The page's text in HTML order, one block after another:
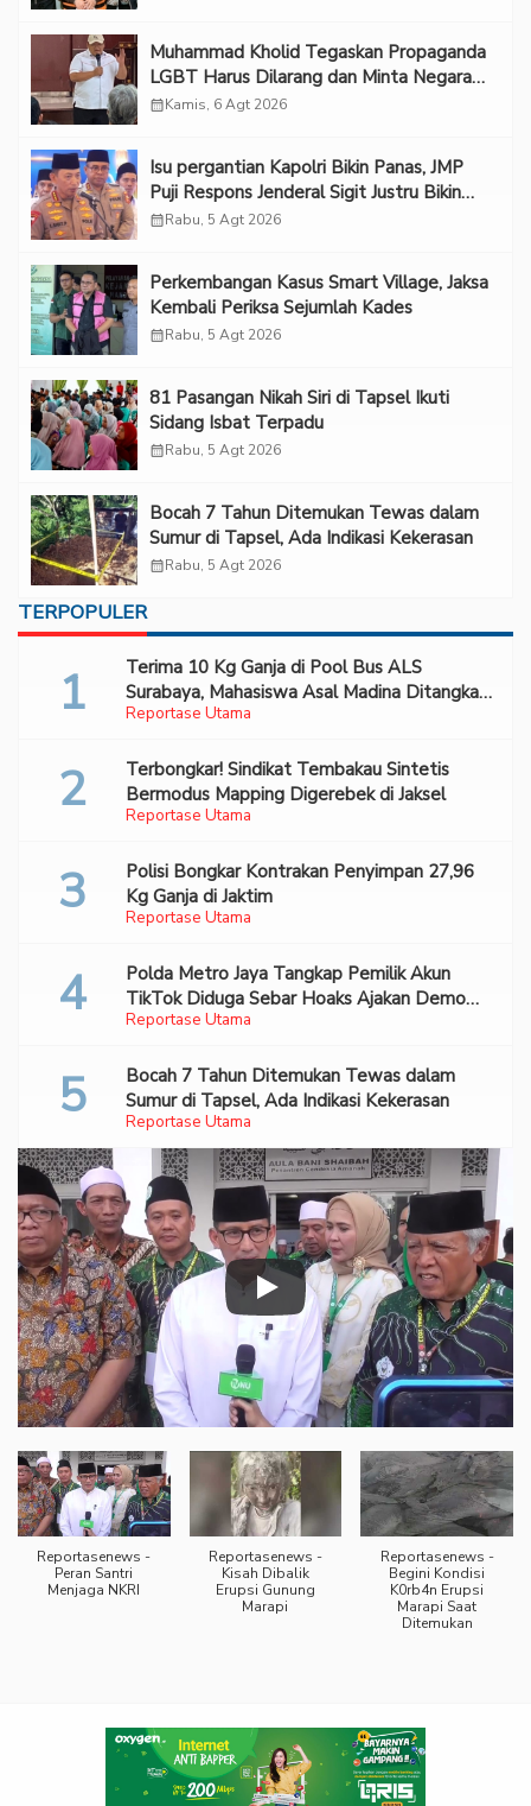
Muhammad Kholid Tegaskan Propaganda
LGBT Harus Dilarang dan Minta Negara
Melindungi Korban
calendar_monthKamis, 6 Agt 2026
Isu pergantian Kapolri Bikin Panas, JMP
Puji Respons Jenderal Sigit Justru Bikin
“Adem”
calendar_monthRabu, 5 Agt 2026
Perkembangan Kasus Smart Village, Jaksa
Kembali Periksa Sejumlah Kades
calendar_monthRabu, 5 Agt 2026
81 Pasangan Nikah Siri di Tapsel Ikuti
Sidang Isbat Terpadu
calendar_monthRabu, 5 Agt 2026
Bocah 7 Tahun Ditemukan Tewas dalam
Sumur di Tapsel, Ada Indikasi Kekerasan
calendar_monthRabu, 5 Agt 2026
TERPOPULER
Reportase Utama
Terima 10 Kg Ganja di Pool Bus ALS
Surabaya, Mahasiswa Asal Madina Ditangkap
Bareskrim
Reportase Utama
Terbongkar! Sindikat Tembakau Sintetis
Bermodus Mapping Digerebek di Jaksel
Reportase Utama
Polisi Bongkar Kontrakan Penyimpan 27,96
Kg Ganja di Jaktim
Reportase Utama
Polda Metro Jaya Tangkap Pemilik Akun
TikTok Diduga Sebar Hoaks Ajakan Demo
Turunkan Prabowo-Gibran
Reportase Utama
Bocah 7 Tahun Ditemukan Tewas dalam
Sumur di Tapsel, Ada Indikasi Kekerasan
Reportasenews -
Peran Santri
Menjaga NKRI
Reportasenews -
Kisah Dibalik
Erupsi Gunung
Marapi
Reportasenews -
Begini Kondisi
K0rb4n Erupsi
Marapi Saat
Ditemukan